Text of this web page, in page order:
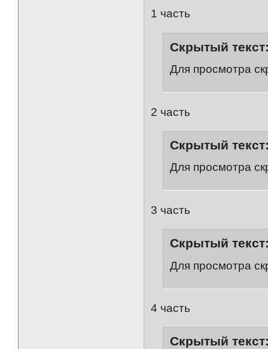
1 часть
Скрытый
Для просмотра
2 часть
Скрытый
Для просмотра
3 часть
Скрытый
Для просмотра
4 часть
Скрытый